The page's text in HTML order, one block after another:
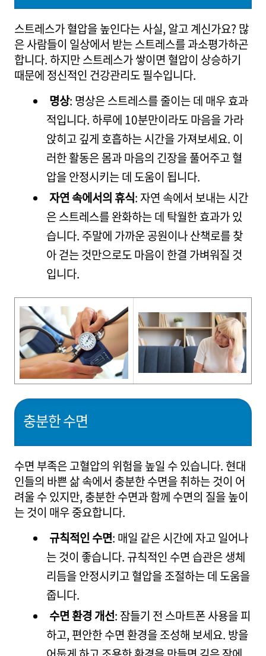
스트레스가 혈압을 높인다는 사실, 알고 계신가요? 많
은 사람들이 일상에서 받는 스트레스를 과소평가하곤
합니다. 하지만 스트레스가 쌓이면 혈압이 상승하기
때문에 정신적인 건강관리도 필수입니다.
명상: 명상은 스트레스를 줄이는 데 매우 효과
적입니다. 하루에 10분만이라도 마음을 가라
앉히고 깊게 호흡하는 시간을 가져보세요. 이
러한 활동은 몸과 마음의 긴장을 풀어주고 혈
압을 안정시키는 데 도움이 됩니다.
자연 속에서의 휴식: 자연 속에서 보내는 시간
은 스트레스를 완화하는 데 탁월한 효과가 있
습니다. 주말에 가까운 공원이나 산책로를 찾
아 걷는 것만으로도 마음이 한결 가벼워질 것
입니다.
충분한 수면
수면 부족은 고혈압의 위험을 높일 수 있습니다. 현대
인들의 바쁜 삶 속에서 충분한 수면을 취하는 것이 어
려울 수 있지만, 충분한 수면과 함께 수면의 질을 높이
는 것이 매우 중요합니다.
규칙적인 수면: 매일 같은 시간에 자고 일어나
는 것이 좋습니다. 규칙적인 수면 습관은 생체
리듬을 안정시키고 혈압을 조절하는 데 도움을
줍니다.
수면 환경 개선: 잠들기 전 스마트폰 사용을 피
하고, 편안한 수면 환경을 조성해 보세요. 방을